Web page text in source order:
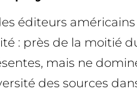
éditeurs
: près de la moitié
mais ne
des sources